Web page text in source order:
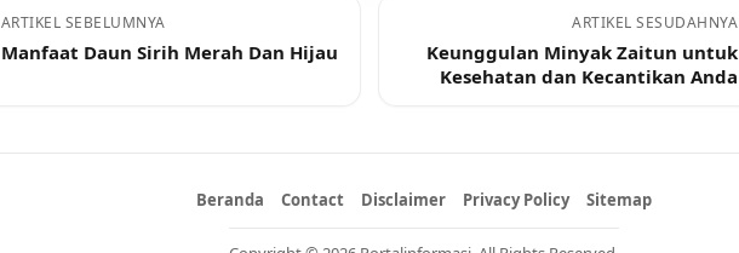
ARTIKEL SEBELUMNYA
Manfaat Daun Sirih Merah Dan Hijau
ARTIKEL SESUDAHNYA
Keunggulan Minyak Zaitun untuk
Kesehatan dan Kecantikan Anda
Beranda Contact Disclaimer Privacy Policy Sitemap